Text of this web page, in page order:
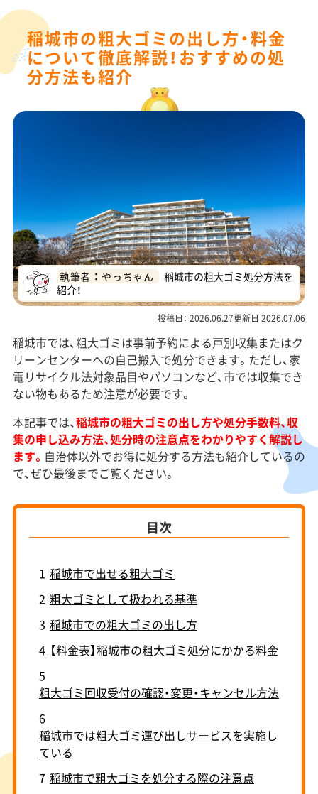
稲城市の粗大ゴミの出し方・料金
について徹底解説！おすすめの処
分方法も紹介
執筆者 ： やっちゃん
稲城市の粗大ゴミ処分方法を
紹介！
投稿日： 2026.06.27更新日 2026.07.06
稲城市では、粗大ゴミは事前予約による戸別収集またはク
リーンセンターへの自己搬入で処分できます。ただし、家
電リサイクル法対象品目やパソコンなど、市では収集でき
ない物もあるため注意が必要です。
本記事では、稲城市の粗大ゴミの出し方や処分手数料、収
集の申し込み方法、処分時の注意点をわかりやすく解説し
ます。 自治体以外でお得に処分する方法も紹介しているの
で、ぜひ最後までご覧ください。
目次
1 稲城市で出せる粗大ゴミ
2 粗大ゴミとして扱われる基準
3 稲城市での粗大ゴミの出し方
4 【料金表】稲城市の粗大ゴミ処分にかかる料金
5
粗大ゴミ回収受付の確認・変更・キャンセル方法
6
稲城市では粗大ゴミ運び出しサービスを実施し
ている
7 稲城市で粗大ゴミを処分する際の注意点